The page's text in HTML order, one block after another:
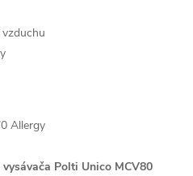
Allergy
Polti Unico MCV80